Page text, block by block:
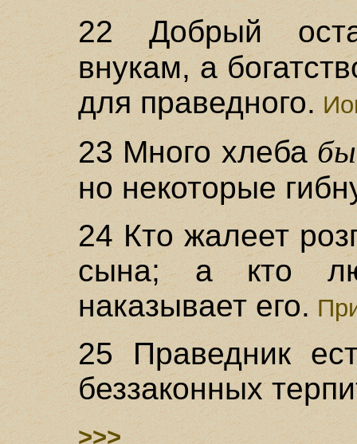
22 Добрый
внукам, а
для праведного.
23 Много хлеба
но некоторые
24 Кто жалеет
сына; а кто
наказывает его.
25 Праведник
беззаконных
>>>